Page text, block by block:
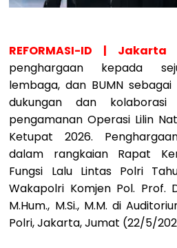
REFORMASI-ID |
penghargaan kepada
lembaga, dan BUMN
dukungan dan kolaborasi
pengamanan Operasi Lilin
Ketupat 2026.
dalam rangkaian Rapat
Fungsi Lalu Lintas Polri
Wakapolri Komjen Pol. Prof.
M.Hum., M.Si., M.M. di
Polri, Jakarta, Jumat (22/5/